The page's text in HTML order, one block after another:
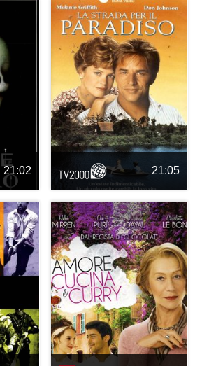
21:02 21:05